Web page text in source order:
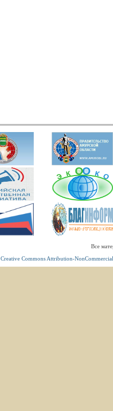
Все
Creative Commons Attribution-